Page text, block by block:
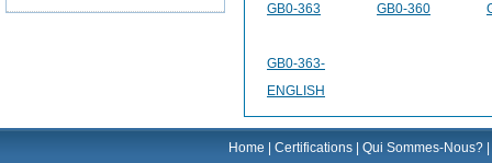
GB0-363 GB0-360
GB0-363-
ENGLISH
Home Certifications Qui Sommes-Nous?